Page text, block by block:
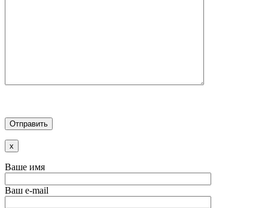
x
Ваше имя
Ваш e-mail